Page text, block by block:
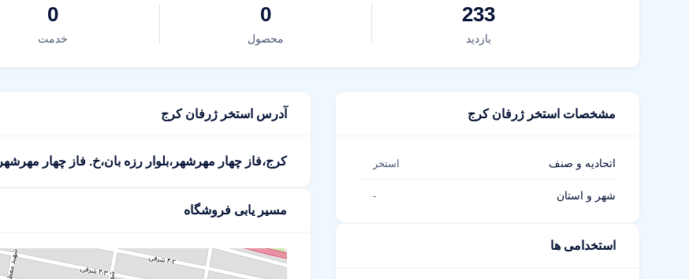
233
بازدید
0
محصول
0
خدمت
مشخصات استخر ژرفان کرج
اتحادیه و صنف استخر
شهر و استان -
استخدامی ها
آدرس استخر ژرفان کرج
کرج،فاز چهار مهرشهر،بلوار رزه بان،خ. فاز چهار مهرشهر
مسیر یابی فروشگاه